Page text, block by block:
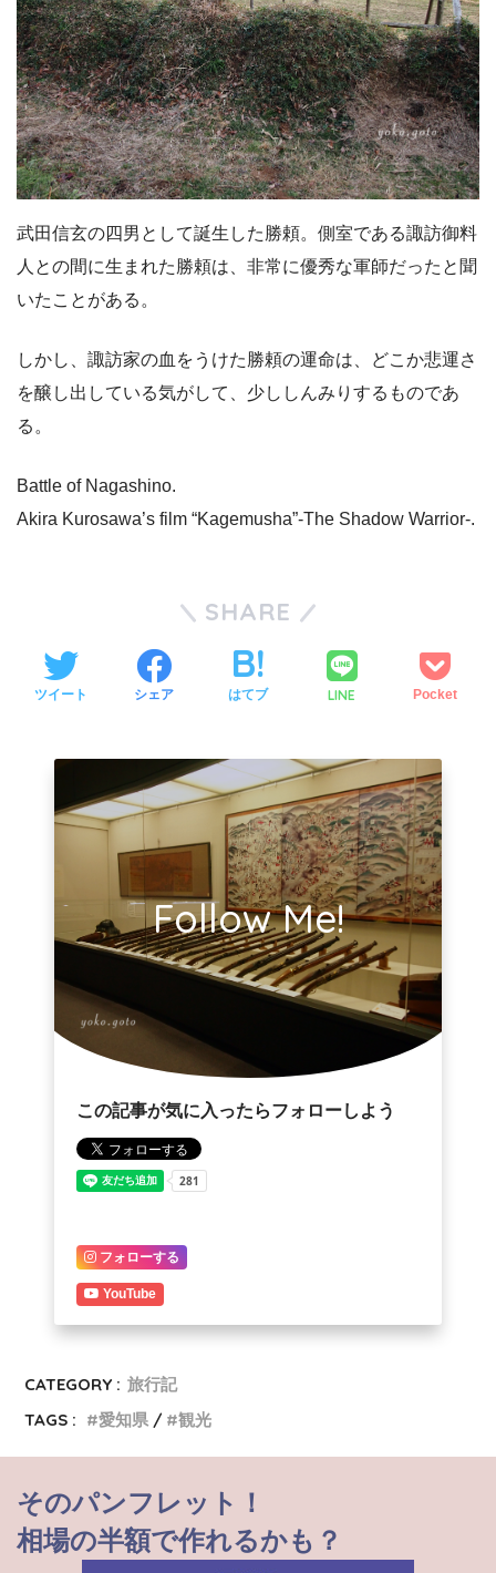
武田信玄の四男として誕生した勝頼。側室である諏訪御料
人との間に生まれた勝頼は、非常に優秀な軍師だったと聞
いたことがある。
しかし、諏訪家の血をうけた勝頼の運命は、どこか悲運さ
を醸し出している気がして、少ししんみりするものであ
る。
Battle of Nagashino.
Akira Kurosawa’s film “Kagemusha”-Τhe Shadow Warrior-.
SHARE
ツイート シェア はてブ LINE Pocket
Follow Me!
この記事が気に入ったらフォローしよう
フォローする
YouTube
CATEGORY : 旅行記
TAGS :
愛知県 観光
そのパンフレット！
相場の半額で作れるかも？